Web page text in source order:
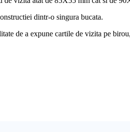
dintr-o singura bucata.
de a expune cartile de vizita pe